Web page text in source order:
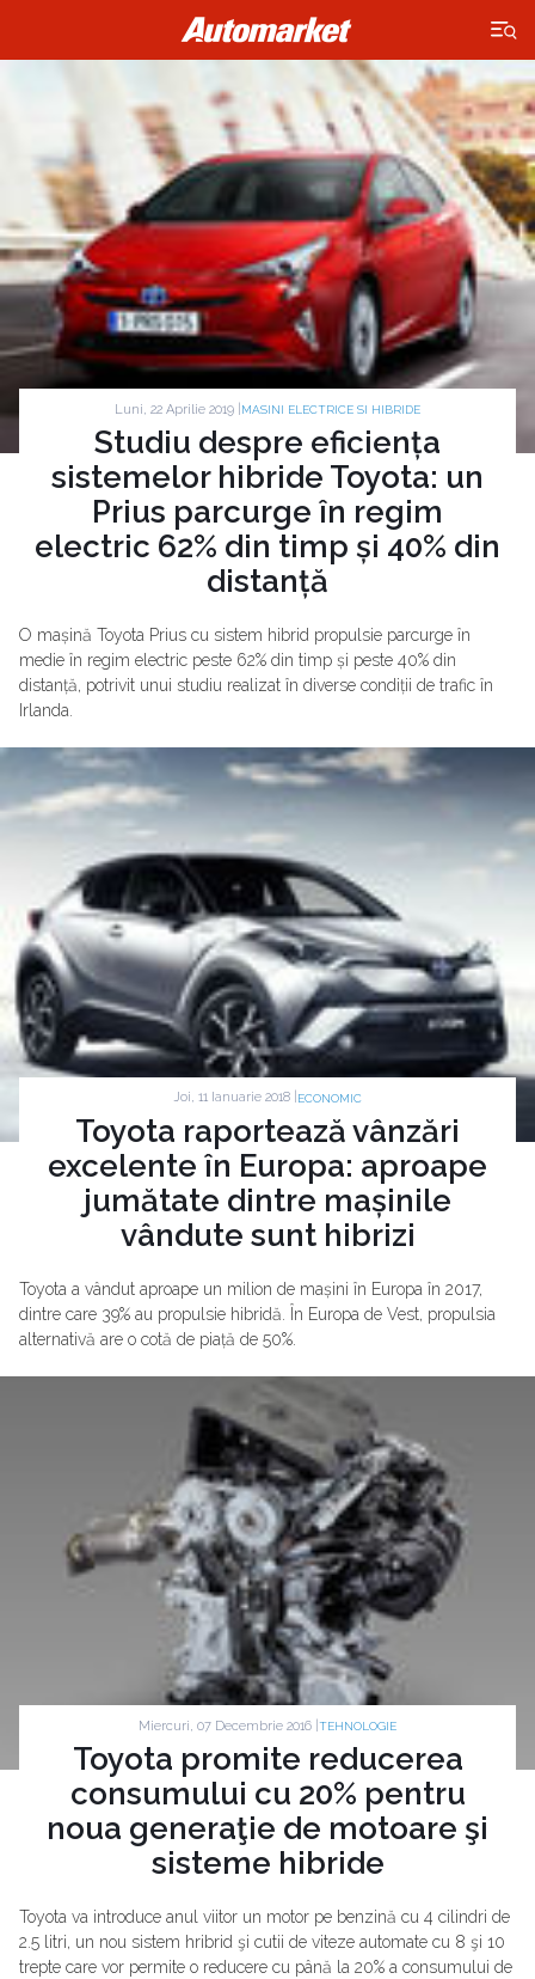
×
Luni, 22 Aprilie 2019 | MASINI ELECTRICE SI HIBRIDE
Studiu despre eficiența
sistemelor hibride Toyota: un
Prius parcurge în regim
electric 62% din timp și 40% din
distanță
O mașină Toyota Prius cu sistem hibrid propulsie parcurge în
medie în regim electric peste 62% din timp și peste 40% din
distanță, potrivit unui studiu realizat în diverse condiții de trafic în
Irlanda.
Joi, 11 Ianuarie 2018 | ECONOMIC
Toyota raportează vânzări
excelente în Europa: aproape
jumătate dintre mașinile
vândute sunt hibrizi
Toyota a vândut aproape un milion de mașini în Europa în 2017,
dintre care 39% au propulsie hibridă. În Europa de Vest, propulsia
alternativă are o cotă de piață de 50%.
Miercuri, 07 Decembrie 2016 | TEHNOLOGIE
Toyota promite reducerea
consumului cu 20% pentru
noua generaţie de motoare şi
sisteme hibride
Toyota va introduce anul viitor un motor pe benzină cu 4 cilindri de
2.5 litri, un nou sistem hribrid şi cutii de viteze automate cu 8 şi 10
trepte care vor permite o reducere cu până la 20% a consumului de